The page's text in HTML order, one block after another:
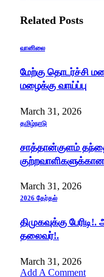
Related Posts
வானிலை
மேற்கு தொடர்ச்சி
மழைக்கு வாய்ப்பு
March 31, 2026
தமிழ்நாடு
சாத்தான்குளம்
March 31, 2026
2026 தேர்தல்
திமுகவுக்கு
தலைவர்!.
March 31, 2026
Add A Comment